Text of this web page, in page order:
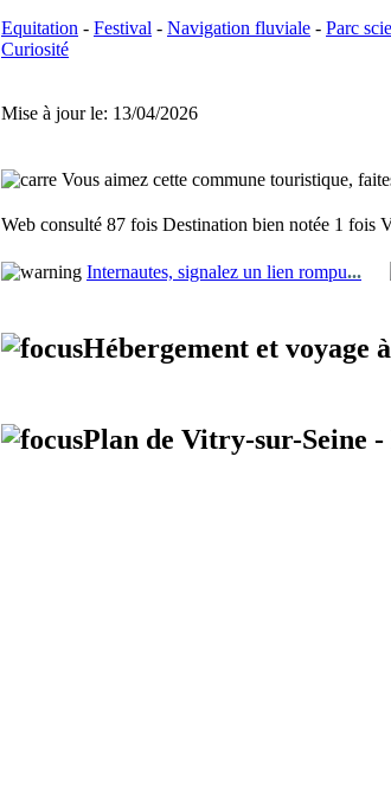
Equitation - Festival - Navigation fluviale - Parc
Curiosité
Mise à jour le: 13/04/2026
Vous aimez cette commune touristique,
Web consulté 87 fois Destination bien notée 1 fois
Internautes, signalez un lien rompu...
Hébergement et voyage à
Plan de Vitry-sur-Seine